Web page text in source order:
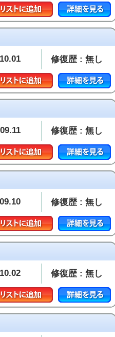
修復歴 : 無し
修復歴 : 無し
修復歴 : 無し
修復歴 : 無し